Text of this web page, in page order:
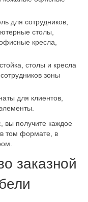
для сотрудников,
столы,
кресла,
столы и кресла
зоны
для клиентов,
вы получите каждое
том формате, в
заказной